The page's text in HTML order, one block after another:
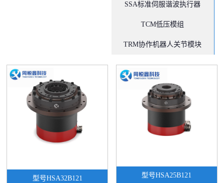
SSA标准伺服谐波执行器
TCM低压模组
TRM协作机器人关节模块
型号HSA32B121 型号HSA25B121